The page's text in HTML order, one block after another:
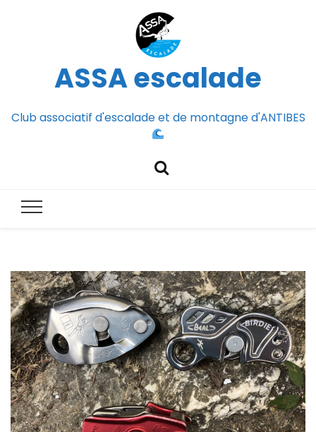
ASSA escalade
Club associatif d'escalade et de montagne d'ANTIBES